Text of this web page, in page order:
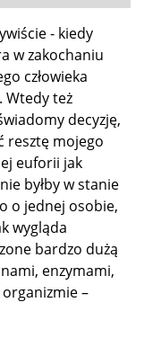
- kiedy
w zakochaniu
człowieka
Wtedy też
decyzję,
resztę mojego
euforii jak
byłby w stanie
o jednej osobie,
wygląda
bardzo dużą
enzymami,
–